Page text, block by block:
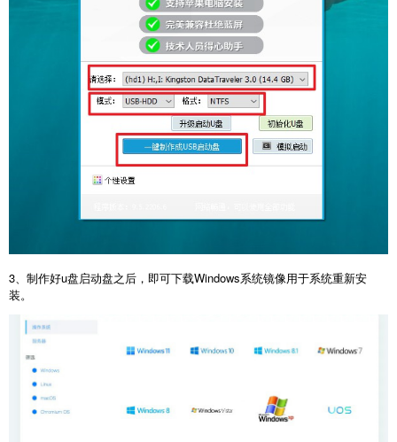
3、制作好u盘启动盘之后，即可下载Windows系统镜像用于系统重新安
装。